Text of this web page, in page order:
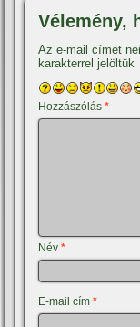
Vélemény,
Az e-mail címet
karakterrel jelöltük
Hozzászólás*
Név*
E-mail cím*